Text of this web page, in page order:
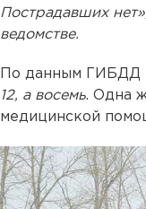
Пострадавших
ведомстве.
По данным ГИБДД
12, а восемь. Одна
медицинской